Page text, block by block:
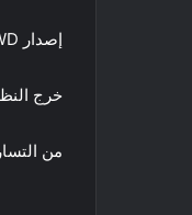
إصدار AWD:
خرج النظام 160 كيلو وات (محركان كهربائيان
من التسارع إلى 100 كم / ساعة